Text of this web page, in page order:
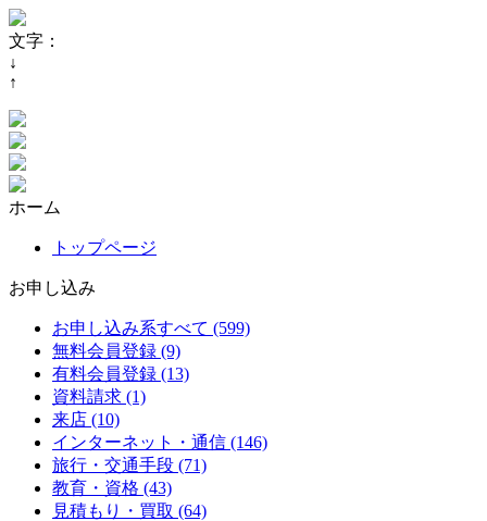
文字：
↓
↑
ホーム
トップページ
お申し込み
お申し込み系すべて (599)
無料会員登録 (9)
有料会員登録 (13)
資料請求 (1)
来店 (10)
インターネット・通信 (146)
旅行・交通手段 (71)
教育・資格 (43)
見積もり・買取 (64)